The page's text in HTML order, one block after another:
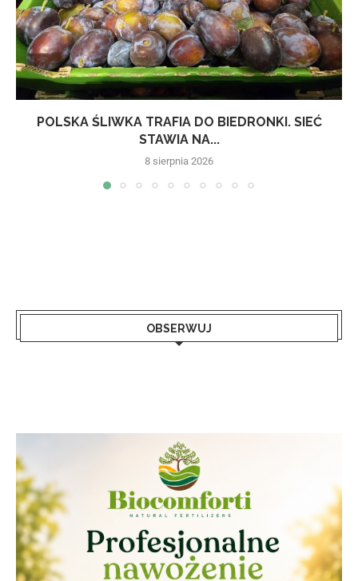
POLSKA ŚLIWKA TRAFIA DO BIEDRONKI. SIEĆ
STAWIA NA...
8 sierpnia 2026
OBSERWUJ